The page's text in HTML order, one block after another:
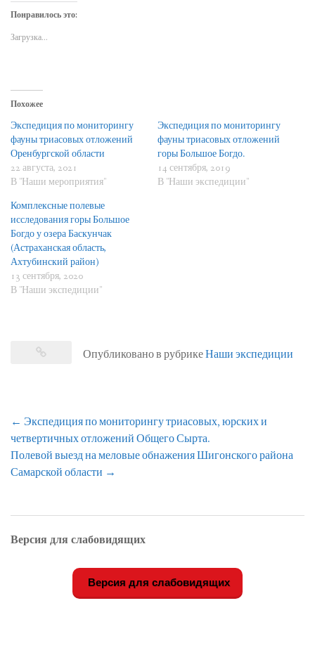
Понравилось это:
Загрузка...
Похожее
Экспедиция по мониторингу
фауны триасовых отложений
Оренбургской области
22 августа, 2021
В "Наши мероприятия"
Экспедиция по мониторингу
фауны триасовых отложений
горы Большое Богдо.
14 сентября, 2019
В "Наши экспедиции"
Комплексные полевые
исследования горы Большое
Богдо у озера Баскунчак
(Астраханская область,
Ахтубинский район)
13 сентября, 2020
В "Наши экспедиции"
Опубликовано в рубрикеНаши экспедиции
Навигация
по
записям
← Экспедиция по мониторингу триасовых, юрских и
четвертичных отложений Общего Сырта.
Полевой выезд на меловые обнажения Шигонского района
Самарской области →
Версия для слабовидящих
Версия для слабовидящих